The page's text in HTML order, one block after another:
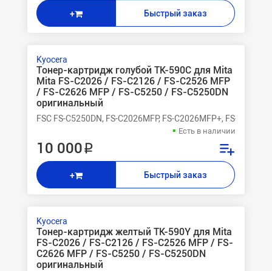
+ Быстрый заказ
Kyocera
Тонер-картридж голубой TK-590C для Mita
Mita FS-C2026 / FS-C2126 / FS-C2526 MFP
/ FS-C2626 MFP / FS-C5250 / FS-C5250DN
оригинальный
FSC FS-C5250DN, FS-C2026MFP, FS-C2026MFP+, FS-
Есть в наличии
10 000 ₽
+ Быстрый заказ
Kyocera
Тонер-картридж желтый TK-590Y для Mita
FS-C2026 / FS-C2126 / FS-C2526 MFP / FS-
C2626 MFP / FS-C5250 / FS-C5250DN
оригинальный